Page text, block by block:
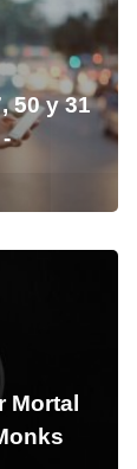
50 y 31
Mortal